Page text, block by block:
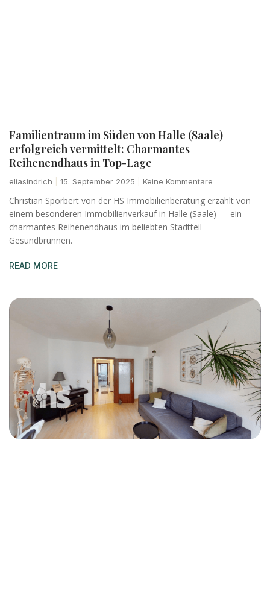
Familientraum im Süden von Halle (Saale)
erfolgreich vermittelt: Charmantes
Reihenendhaus in Top-Lage
eliasindrich 15. September 2025 Keine Kommentare
Christian Sporbert von der HS Immobilienberatung erzählt von
einem besonderen Immobilienverkauf in Halle (Saale) — ein
charmantes Reihenendhaus im beliebten Stadtteil
Gesundbrunnen.
READ MORE